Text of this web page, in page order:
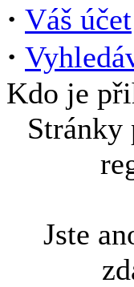
· Váš účet
·
Kdo je
Stránky
Jste